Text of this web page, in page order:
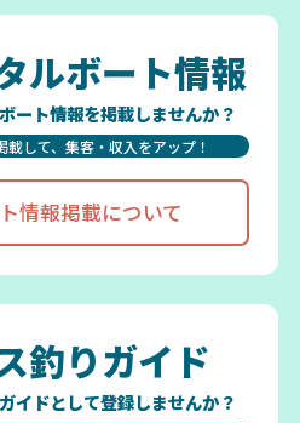
ルボート情報
ート情報を掲載しませんか？
して、集客・収入をアップ！
情報掲載について
釣りガイド
イドとして登録しませんか？